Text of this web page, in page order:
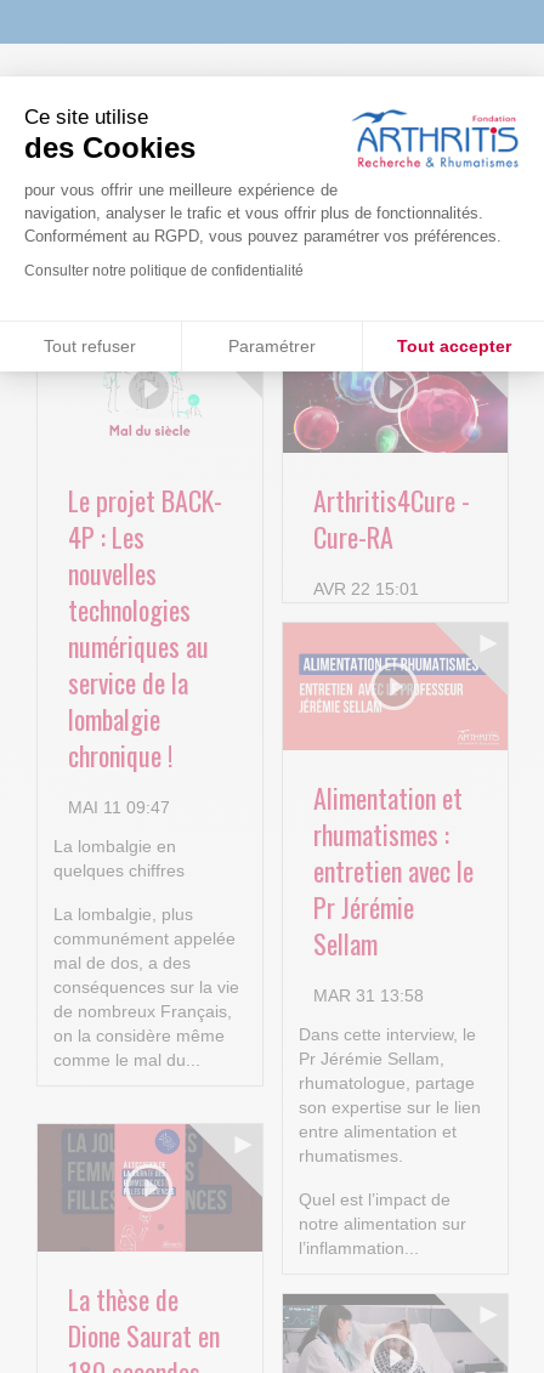
Ce site utilise
des Cookies
pour vous offrir une meilleure expérience de
navigation, analyser le trafic et vous offrir plus de fonctionnalités.
Conformément au RGPD, vous pouvez paramétrer vos préférences.
Consulter notre politique de confidentialité
Tout refuser Paramétrer Tout accepter
Axeptio consent
Plateforme de Gestion du Consentement : Personnalisez vos
Notre plateforme vous permet d'adapter et de gérer vos
LA FONDATION SUR LES
RÉSEAUX
Le projet BACK-
4P : Les
nouvelles
technologies
numériques au
service de la
lombalgie
chronique !
MAI 11 09:47
La lombalgie en
quelques chiffres
La lombalgie, plus
communément appelée
mal de dos, a des
conséquences sur la vie
de nombreux Français,
on la considère même
comme le mal du...
Arthritis4Cure -
Cure-RA
AVR 22 15:01
Alimentation et
rhumatismes :
entretien avec le
Pr Jérémie
Sellam
MAR 31 13:58
Dans cette interview, le
Pr Jérémie Sellam,
rhumatologue, partage
son expertise sur le lien
entre alimentation et
rhumatismes.
Quel est l’impact de
notre alimentation sur
l’inflammation...
La thèse de
Dione Saurat en